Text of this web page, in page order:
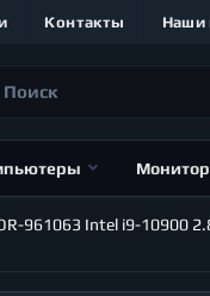
Контакты Наши
961063 Intel i9-10900